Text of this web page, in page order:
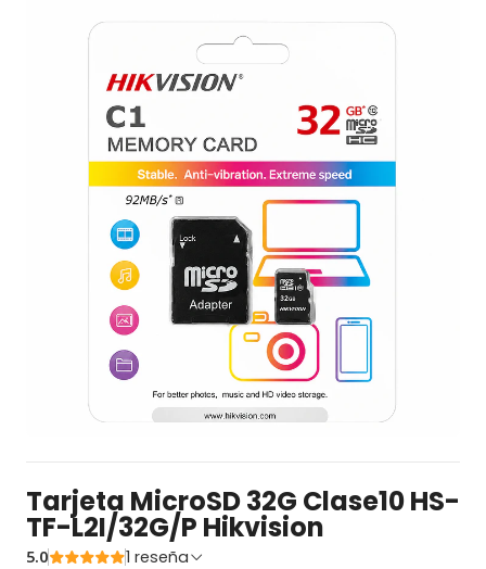
Tarjeta MicroSD 32G Clase10 HS-
TF-L2I/32G/P Hikvision
5.0 1 reseña